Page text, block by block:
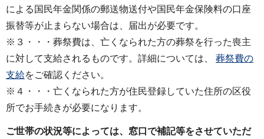
による国民年金関係の郵送物送付や国民年金保険料の口座
振替等が止まらない場合は、届出が必要です。
※３・・・葬祭費は、亡くなられた方の葬祭を行った喪主
に対して支給されるものです。詳細については、 葬祭費の
支給をご確認ください。
※４・・・亡くなられた方が住民登録していた住所の区役
所でお手続きが必要になります。
ご世帯の状況等によっては、窓口で補記等をさせていただ